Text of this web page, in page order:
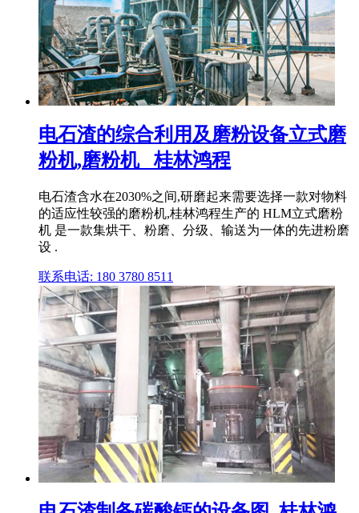
电石渣的综合利用及磨粉设备立式磨
粉机,磨粉机 _桂林鸿程
电石渣含水在2030%之间,研磨起来需要选择一款对物料
的适应性较强的磨粉机,桂林鸿程生产的 HLM立式磨粉
机 是一款集烘干、粉磨、分级、输送为一体的先进粉磨
设 .
联系电话: 180 3780 8511